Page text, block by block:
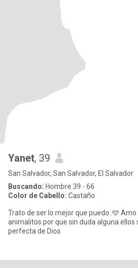
Yanet, 39
San Salvador, San Salvador, El Salvador
Buscando: Hombre 39 - 66
Color de Cabello: Castaño
Trato de ser lo mejor que puedo..🩵 Amo y trato de ayudar a los
animalitos por que sin duda alguna ellos
perfecta de Dios